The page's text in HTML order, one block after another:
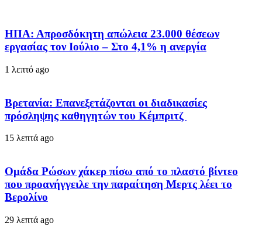
ΗΠΑ: Απροσδόκητη απώλεια 23.000 θέσεων
εργασίας τον Ιούλιο – Στο 4,1% η ανεργία
1 λεπτό ago
Βρετανία: Επανεξετάζονται οι διαδικασίες
πρόσληψης καθηγητών του Κέμπριτζ
15 λεπτά ago
Ομάδα Ρώσων χάκερ πίσω από το πλαστό βίντεο
που προανήγγειλε την παραίτηση Μερτς λέει το
Βερολίνο
29 λεπτά ago